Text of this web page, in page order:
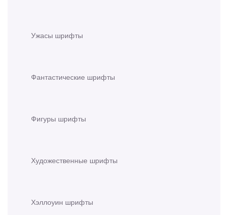
Ужасы шрифты
Фантастические шрифты
Фигуры шрифты
Художественные шрифты
Хэллоуин шрифты